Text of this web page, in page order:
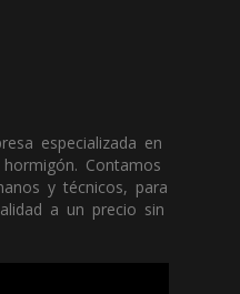
especializada en
Contamos
y técnicos, para
a un precio sin